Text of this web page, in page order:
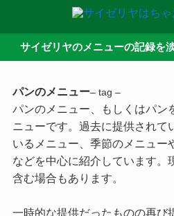
サイゼリヤのメニューの記録を
パンのメニュー– tag –
パンのメニュー、もしくはパン
ニューです。過去に提供されて
いるメニュー、季節のメニュー
などを中心に紹介しています。
含む場合もあります。
一時的な提供だったものの再び